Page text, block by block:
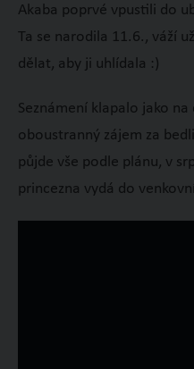
Akaba poprvé vpustili do
Ta se narodila 11.6., váží
dělat, aby ji uhlídala :)
Seznámení klapalo jako
oboustranný zájem za
půjde vše podle plánu, v
princezna vydá do